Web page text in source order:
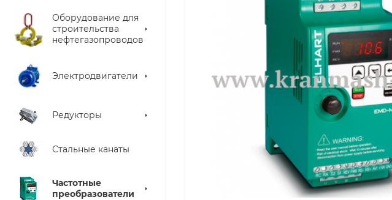
Оборудование для
строительства
нефтегазопроводов
Электродвигатели
Редукторы
Стальные канаты
Частотные
преобразователи